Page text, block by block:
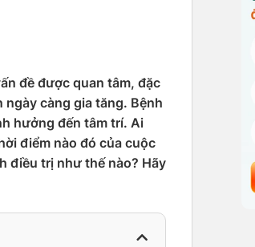
đề được quan tâm, đặc
ngày càng gia tăng. Bệnh
hưởng đến tâm trí. Ai
điểm nào đó của cuộc
điều trị như thế nào? Hãy